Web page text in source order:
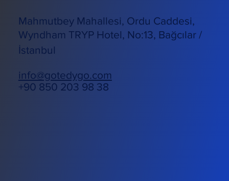
Mahmutbey Mahallesi, Ordu Caddesi,
Wyndham TRYP Hotel, No:13, Bağcılar /
İstanbul
info@gotedygo.com
+90 850 203 98 38